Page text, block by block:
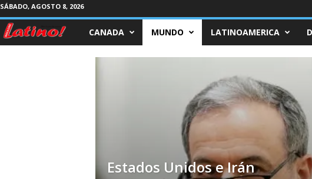
SÁBADO, AGOSTO 8, 2026
CANADA MUNDO LATINOAMERICA
Estados Unidos e Irán